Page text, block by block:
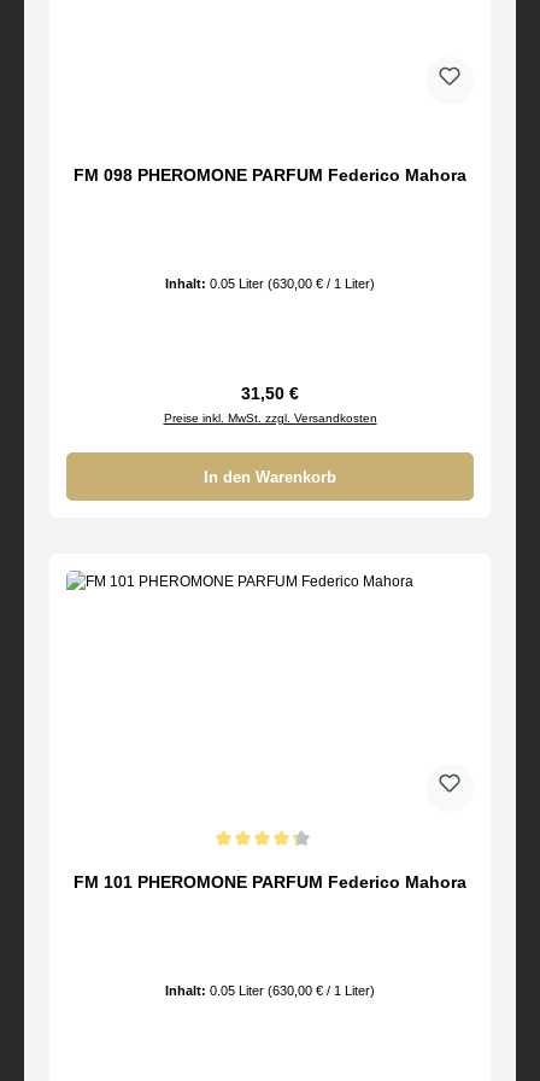
FM 098 PHEROMONE PARFUM Federico Mahora
Inhalt: 0.05 Liter (630,00 € / 1 Liter)
Regulärer Preis:
31,50 €
Preise inkl. MwSt. zzgl. Versandkosten
In den Warenkorb
FM 101 PHEROMONE PARFUM Federico Mahora
Inhalt: 0.05 Liter (630,00 € / 1 Liter)